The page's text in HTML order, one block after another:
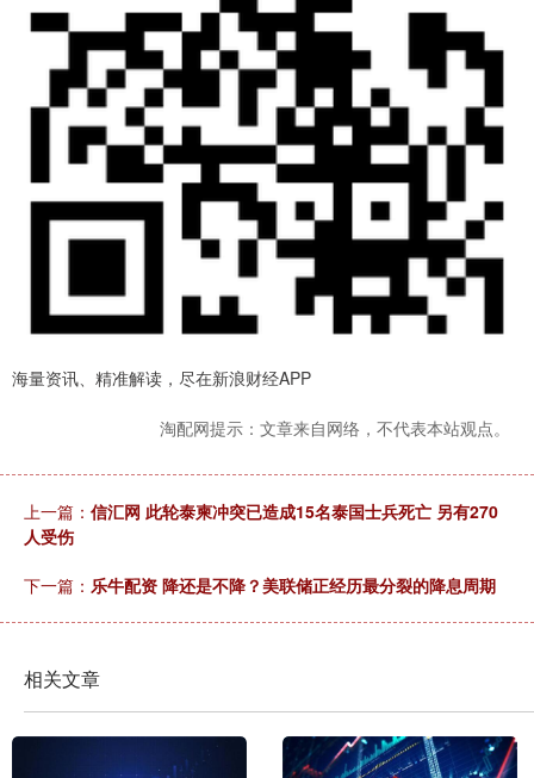
海量资讯、精准解读，尽在新浪财经APP
淘配网提示：文章来自网络，不代表本站观点。
上一篇： 信汇网 此轮泰柬冲突已造成15名泰国士兵死亡 另有270
人受伤
下一篇： 乐牛配资 降还是不降？美联储正经历最分裂的降息周期
相关文章